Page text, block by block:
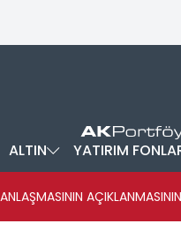
ALTIN YATIRIM